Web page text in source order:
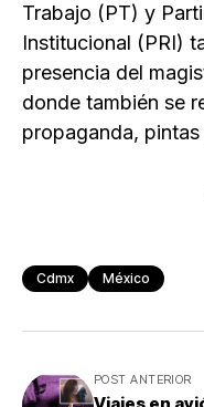
Trabajo (PT) y
Institucional (PRI)
presencia del
donde también se
propaganda,
Cdmx México
POST ANTERIOR